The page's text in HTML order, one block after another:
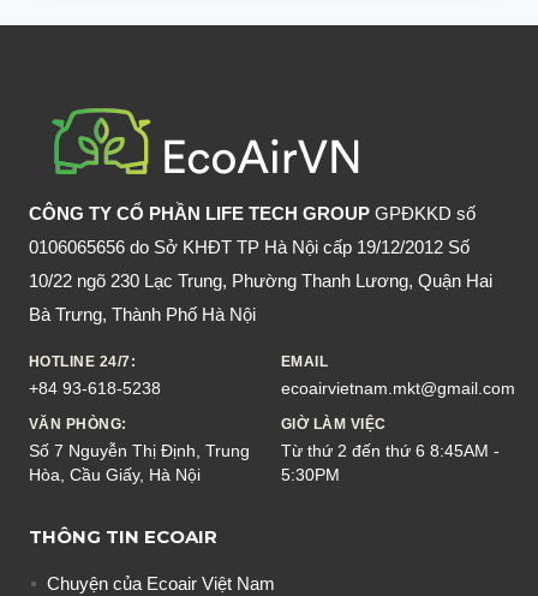
CÁCH
KHI
NÔN
ÓI
CÔNG TY CỔ PHẦN LIFE TECH GROUP GPĐKKD số
0106065656 do Sở KHĐT TP Hà Nội cấp 19/12/2012 Số
10/22 ngõ 230 Lạc Trung, Phường Thanh Lương, Quận Hai
Bà Trưng, Thành Phố Hà Nội
HOTLINE 24/7:
+84 93-618-5238
EMAIL
ecoairvietnam.mkt@gmail.com
VĂN PHÒNG:
Số 7 Nguyễn Thị Định, Trung
Hòa, Cầu Giấy, Hà Nội
GIỜ LÀM VIỆC
Từ thứ 2 đến thứ 6 8:45AM -
5:30PM
THÔNG TIN ECOAIR
Chuyện của Ecoair Việt Nam